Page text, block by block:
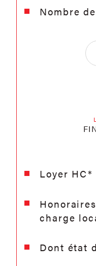
Nombre
du locataire
136.03€ de
Loyer
charge
Dont état